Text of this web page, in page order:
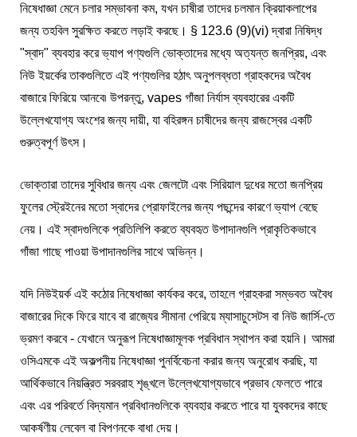
নিষেধাজ্ঞা মেনে চলার সম্ভাবনা কম, যখন চাষীরা তাদের চলমান ক্রিয়াকলাপের
জন্য তহবিল সুরক্ষিত করতে লড়াই করছে। § 123.6 (9)(vi) দ্বারা নিষিদ্ধ
"স্বাদ" ব্যবহার করে ভ্যাপ পণ্যগুলি ভোক্তাদের মধ্যে অত্যন্ত জনপ্রিয়, এবং
নিউ ইয়র্কের তাকগুলিতে এই পণ্যগুলির হঠাৎ অনুপলব্ধতা গ্রাহকদের অবৈধ
বাজারে ফিরিয়ে আনবে৷ উপরন্তু, vapes গাঁজা নির্যাস ব্যবহারের একটি
উল্লেখযোগ্য অংশের জন্য দায়ী, যা বহিরঙ্গন চাষীদের জন্য রাজস্বের একটি
গুরুত্বপূর্ণ উৎস।
ভোক্তারা তাদের সুবিধার জন্য এবং জেলটো এবং সিরিয়াল দুধের মতো জনপ্রিয়
ফুলের স্ট্রেইনের মতো স্বাদের প্রোফাইলের জন্য পছন্দের কারণে ভ্যাপ বেছে
নেয়। এই স্বাদগুলিকে প্রতিলিপি করতে ব্যবহৃত উপাদানগুলি প্রাকৃতিকভাবে
গাঁজা গাছে পাওয়া উপাদানগুলির সাথে অভিন্ন।
যদি নিউইয়র্ক এই কঠোর নিষেধাজ্ঞা কার্যকর করে, তাহলে গ্রাহকরা সম্ভবত অবৈধ
বাজারের দিকে ফিরে যাবে বা রাজ্যের সীমানা পেরিয়ে ম্যাসাচুসেটস বা নিউ জার্সি-তে
ভ্রমণ করবে - যেখানে অনুরূপ নিষেধাজ্ঞামূলক প্রবিধান স্থাপন করা হয়নি। আমরা
ওসিএমকে এই অকল্পনীয় নিষেধাজ্ঞা পুনর্বিবেচনা করার জন্য অনুরোধ করছি, যা
আর্থিকভাবে নিয়ন্ত্রিত সরবরাহ শৃঙ্খলে উল্লেখযোগ্যভাবে প্রভাব ফেলতে পারে
এবং এর পরিবর্তে বিদ্যমান প্রবিধানগুলিকে ব্যবহার করতে পারে যা যুবকদের কাছে
আকর্ষণীয় লেবেল বা বিপণনকে বাধা দেয়।